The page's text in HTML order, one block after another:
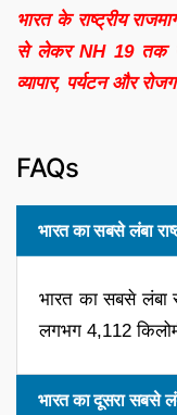
भारत के राष्ट्रीय
से लेकर NH 19 तक ये
व्यापार, पर्यटन और
FAQs
भारत का सबसे लंबा
भारत का सबसे लंबा
लगभग 4,112
भारत का दूसरा सबसे